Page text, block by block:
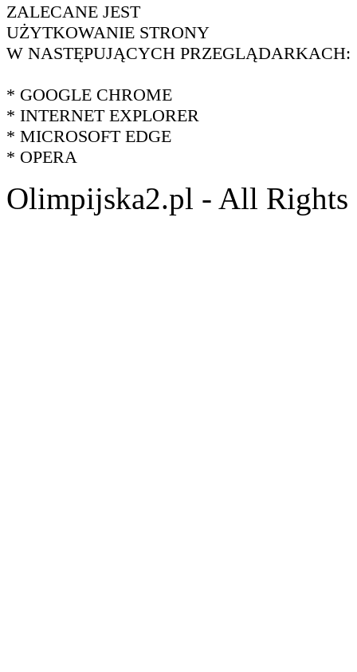
ZALECANE JEST
UŻYTKOWANIE STRONY
W NASTĘPUJĄCYCH PRZEGLĄDARKACH:
* GOOGLE CHROME
* INTERNET EXPLORER
* MICROSOFT EDGE
* OPERA
Olimpijska2.pl - All Rights